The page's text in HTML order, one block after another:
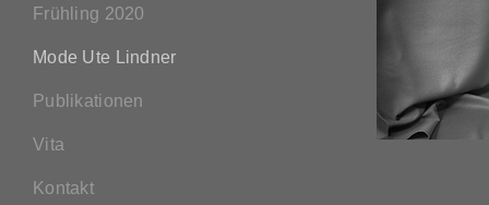
Frühling 2020
Mode Ute Lindner
Publikationen
Vita
Kontakt